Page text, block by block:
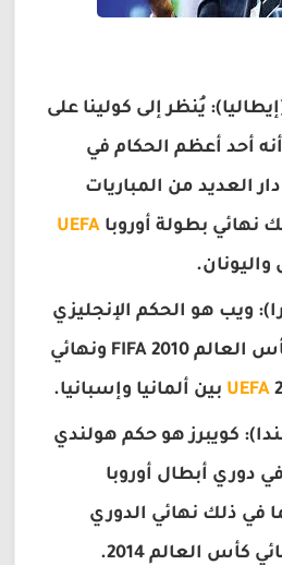
يُنظر إلى كولينا على
أحد أعظم الحكام في
العديد من المباريات
نهائي بطولة أوروباUEFA
ويب هو الحكم الإنجليزي
الذي أدار نهائي كأس العالم 2010 FIFA ونهائي
UEFA
كويبرز هو حكم هولندي
دوري أبطال أوروبا
في ذلك نهائي الدوري